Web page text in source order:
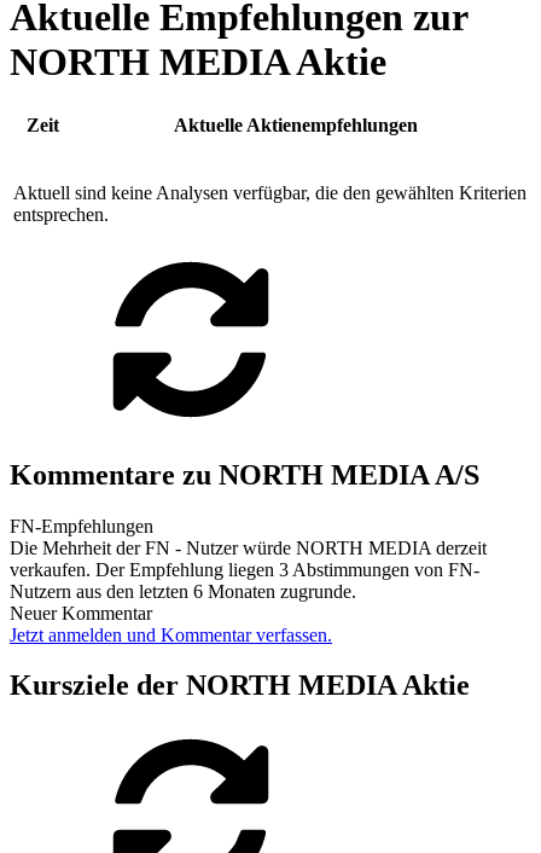
Aktuelle Empfehlungen zur
NORTH MEDIA Aktie
Zeit Aktuelle Aktienempfehlungen
Aktuell sind keine Analysen verfügbar, die den gewählten Kriterien
entsprechen.
Kommentare zu NORTH MEDIA A/S
FN-Empfehlungen
Die Mehrheit der FN - Nutzer würde NORTH MEDIA derzeit
verkaufen. Der Empfehlung liegen 3 Abstimmungen von FN-
Nutzern aus den letzten 6 Monaten zugrunde.
Neuer Kommentar
Jetzt anmelden und Kommentar verfassen.
Kursziele der NORTH MEDIA Aktie